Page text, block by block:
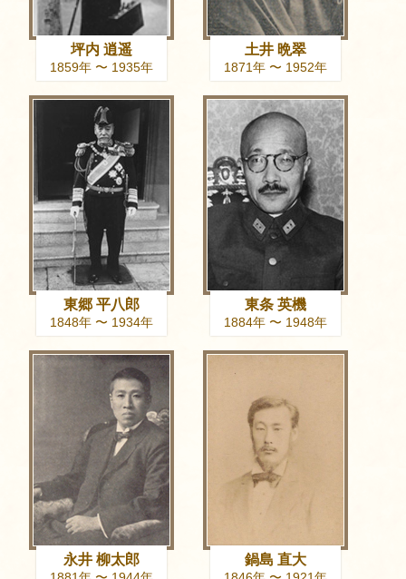
坪内 逍遥
1859年 〜 1935年
土井 晩翠
1871年 〜 1952年
東郷 平八郎
1848年 〜 1934年
東条 英機
1884年 〜 1948年
永井 柳太郎 鍋島 直大